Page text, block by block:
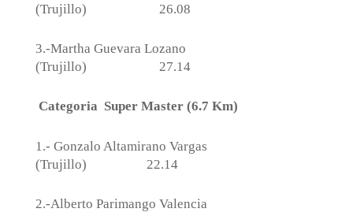
(Trujillo)
26.08
3.-Martha Guevara Lozano
(Trujillo)
27.14
Categoria Super Master (6.7 Km)
1.- Gonzalo Altamirano Vargas
(Trujillo)
22.14
2.-Alberto Parimango Valencia